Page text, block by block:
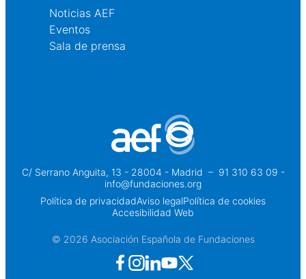
Noticias AEF
Eventos
Sala de prensa
C/ Serrano Anguita, 13 - 28004 - Madrid – 91 310 63 09 -
info@fundaciones.org
Política de privacidadAviso legalPolítica de cookies
Accesibilidad Web
© 2026 Asociación Española de Fundaciones